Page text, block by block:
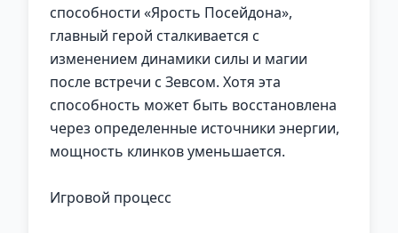
способности «Ярость Посейдона»,
главный герой сталкивается с
изменением динамики силы и магии
после встречи с Зевсом. Хотя эта
способность может быть восстановлена
через определенные источники энергии,
мощность клинков уменьшается.
Игровой процесс